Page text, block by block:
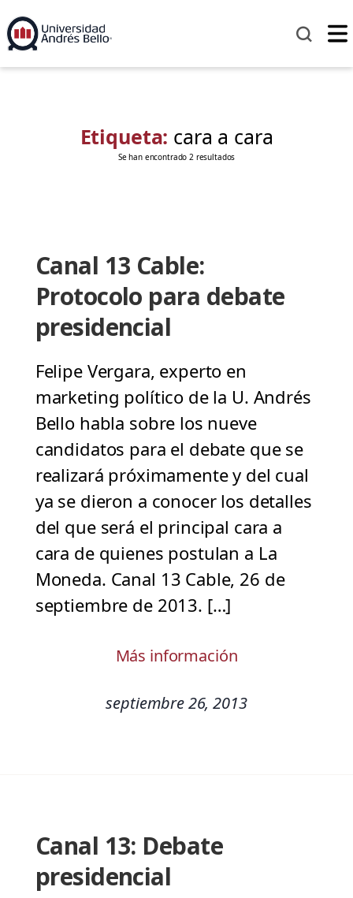
Etiqueta: cara a cara
Se han encontrado 2 resultados
Canal 13 Cable:
Protocolo para debate
presidencial
Felipe Vergara, experto en
marketing político de la U. Andrés
Bello habla sobre los nueve
candidatos para el debate que se
realizará próximamente y del cual
ya se dieron a conocer los detalles
del que será el principal cara a
cara de quienes postulan a La
Moneda. Canal 13 Cable, 26 de
septiembre de 2013. […]
Más información
septiembre 26, 2013
Canal 13: Debate
presidencial